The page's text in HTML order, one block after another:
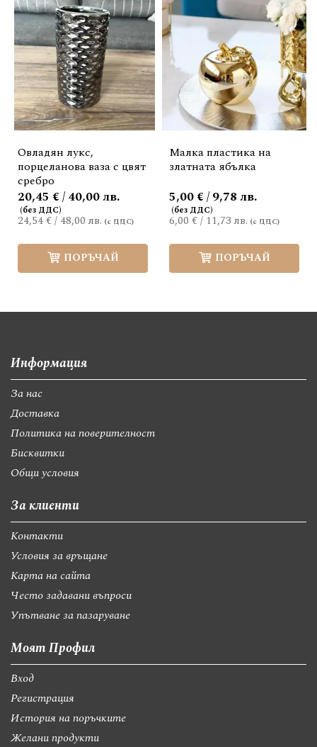
Овладян лукс,
порцеланова ваза с цвят
сребро
24,54 €/ 48,00 лв.
20,45 € / 40,00 лв.
ПОРЪЧАЙ
Малка пластика на
златната ябълка
6,00 €/ 11,73 лв.
5,00 € / 9,78 лв.
ПОРЪЧАЙ
Информация
За нас
Доставка
Политика на поверителност
Бисквитки
Общи условия
За клиенти
Контакти
Условия за връщане
Карта на сайта
Често задавани въпроси
Упътване за пазаруване
Моят Профил
Вход
Регистрация
История на поръчките
Желани продукти